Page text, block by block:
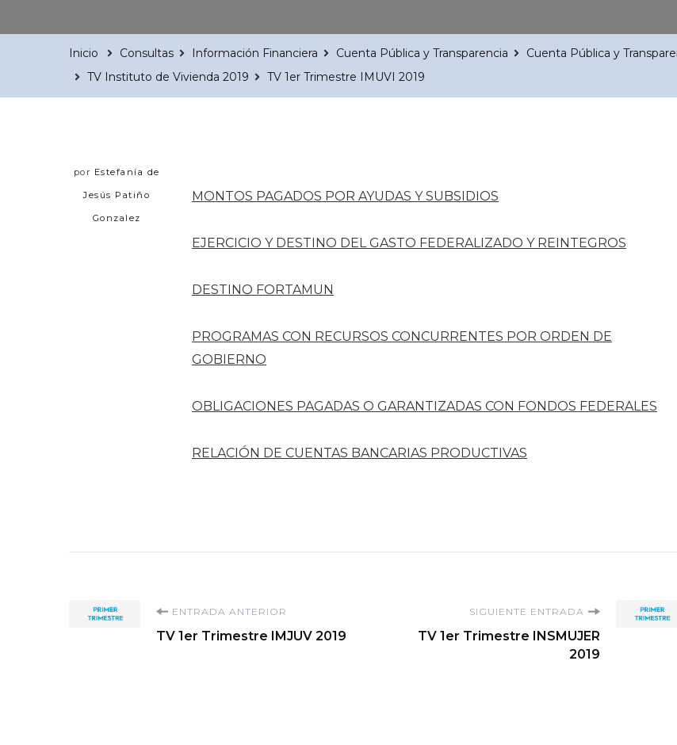
Inicio Consultas Información Financiera Cuenta Pública y Transparencia Cuenta Pública y
TV Instituto de Vivienda 2019
TV 1er Trimestre IMUVI 2019
por Estefanía de
Jesús Patiño
Gonzalez
MONTOS PAGADOS POR AYUDAS Y SUBSIDIOS
EJERCICIO Y DESTINO DEL GASTO FEDERALIZADO Y REINTEGROS
DESTINO FORTAMUN
PROGRAMAS CON RECURSOS CONCURRENTES POR ORDEN DE
GOBIERNO
OBLIGACIONES PAGADAS O GARANTIZADAS CON FONDOS FEDERALES
RELACIÓN DE CUENTAS BANCARIAS PRODUCTIVAS
Navegación
ENTRADA ANTERIOR
TV 1er Trimestre IMJUV 2019
SIGUIENTE ENTRADA
TV 1er Trimestre INSMUJER
2019